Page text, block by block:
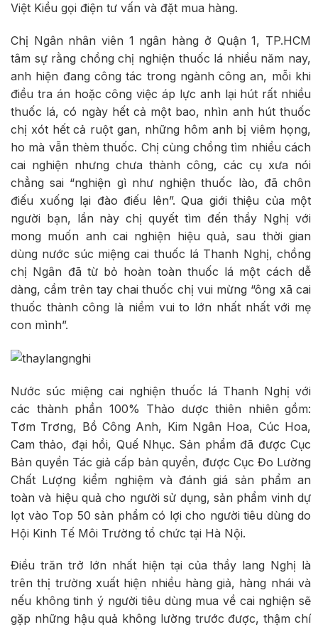
Việt Kiều gọi điện tư vấn và đặt mua hàng.
Chị Ngân nhân viên 1 ngân hàng ở Quận 1, TP.HCM
tâm sự rằng chồng chị nghiện thuốc lá nhiều năm nay,
anh hiện đang công tác trong ngành công an, mỗi khi
điều tra án hoặc công việc áp lực anh lại hút rất nhiều
thuốc lá, có ngày hết cả một bao, nhìn anh hút thuốc
chị xót hết cả ruột gan, những hôm anh bị viêm họng,
ho mà vẫn thèm thuốc. Chị cùng chồng tìm nhiều cách
cai nghiện nhưng chưa thành công, các cụ xưa nói
chẳng sai “nghiện gì như nghiện thuốc lào, đã chôn
điếu xuống lại đào điếu lên”. Qua giới thiệu của một
người bạn, lần này chị quyết tìm đến thầy Nghị với
mong muốn anh cai nghiện hiệu quả, sau thời gian
dùng nước súc miệng cai thuốc lá Thanh Nghị, chồng
chị Ngân đã từ bỏ hoàn toàn thuốc lá một cách dễ
dàng, cầm trên tay chai thuốc chị vui mừng “ông xã cai
thuốc thành công là niềm vui to lớn nhất nhất với mẹ
con mình”.
Nước súc miệng cai nghiện thuốc lá Thanh Nghị với
các thành phần 100% Thảo dược thiên nhiên gồm:
Tơm Trơng, Bồ Công Anh, Kim Ngân Hoa, Cúc Hoa,
Cam thảo, đại hồi, Quế Nhục. Sản phẩm đã được Cục
Bản quyền Tác giả cấp bản quyền, được Cục Đo Lường
Chất Lượng kiểm nghiệm và đánh giá sản phẩm an
toàn và hiệu quả cho người sử dụng, sản phẩm vinh dự
lọt vào Top 50 sản phẩm có lợi cho người tiêu dùng do
Hội Kinh Tế Môi Trường tổ chức tại Hà Nội.
Điều trăn trở lớn nhất hiện tại của thầy lang Nghị là
trên thị trường xuất hiện nhiều hàng giả, hàng nhái và
nếu không tinh ý người tiêu dùng mua về cai nghiện sẽ
gặp những hậu quả không lường trước được, thậm chí